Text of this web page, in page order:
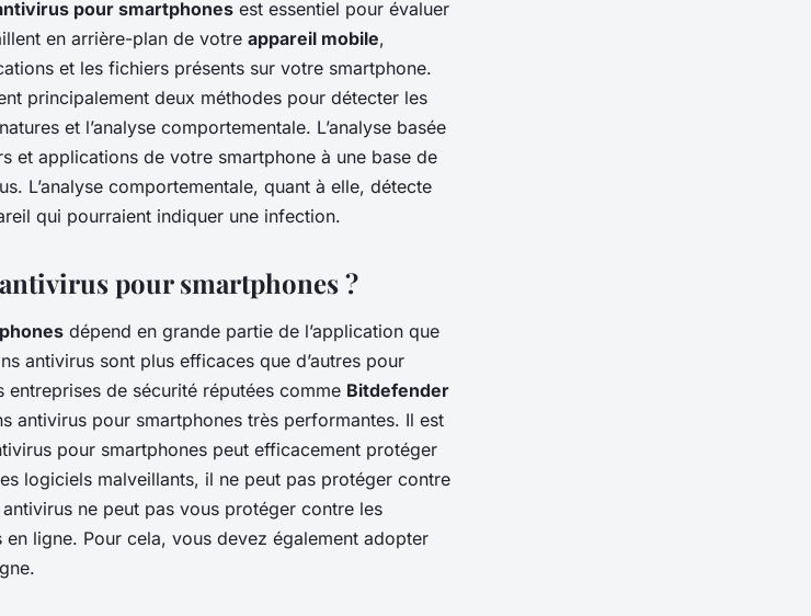
pour smartphones est essentiel pour évaluer
en arrière-plan de votre appareil mobile,
et les fichiers présents sur votre smartphone.
principalement deux méthodes pour détecter les
et l’analyse comportementale. L’analyse basée
et applications de votre smartphone à une base de
L’analyse comportementale, quant à elle, détecte
qui pourraient indiquer une infection.
pour smartphones ?
dépend en grande partie de l’application que
antivirus sont plus efficaces que d’autres pour
de sécurité réputées comme Bitdefender
antivirus pour smartphones très performantes. Il est
pour smartphones peut efficacement protéger
logiciels malveillants, il ne peut pas protéger contre
ne peut pas vous protéger contre les
ligne. Pour cela, vous devez également adopter